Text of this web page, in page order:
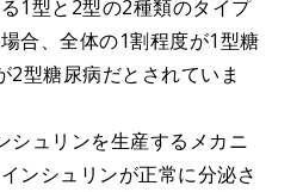
1型と2型の2種類のタイプ
合、全体の1割程度が1型糖
2型糖尿病だとされていま
シュリンを生産するメカニ
ンシュリンが正常に分泌さ